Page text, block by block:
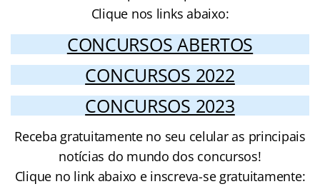
Clique nos links abaixo:
CONCURSOS ABERTOS
CONCURSOS 2022
CONCURSOS 2023
Receba gratuitamente no seu celular as principais
notícias do mundo dos concursos!
Clique no link abaixo e inscreva-se gratuitamente: